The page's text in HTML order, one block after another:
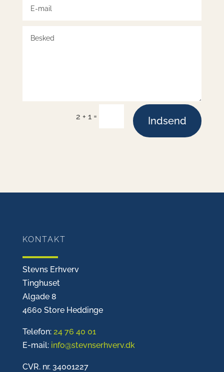
2 + 1 = Indsend
KONTAKT
Stevns Erhverv
Tinghuset
Algade 8
4660 Store Heddinge
Telefon: 24 76 40 01
E-mail: info@stevnserhverv.dk
CVR. nr. 34001227